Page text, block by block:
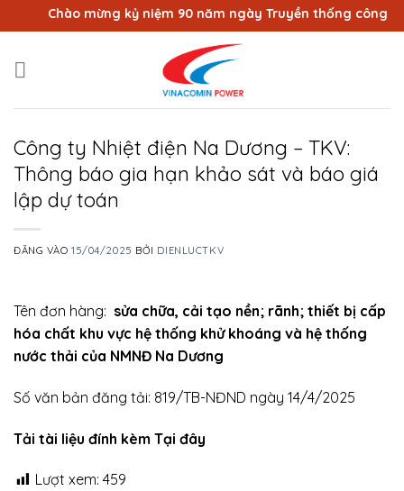
qua
dung
Chào mừng kỷ niệm 90 năm ngày Truyền thống công
Công ty Nhiệt điện Na Dương – TKV:
Thông báo gia hạn khảo sát và báo giá
lập dự toán
ĐĂNG VÀO15/04/2025 BỞI DIENLUCTKV
Tên đơn hàng: sửa chữa, cải tạo nền; rãnh; thiết bị cấp
hóa chất khu vực hệ thống khử khoáng và hệ thống
nước thải của NMNĐ Na Dương
Số văn bản đăng tải: 819/TB-NĐND ngày 14/4/2025
Tải tài liệu đính kèm Tại đây
Lượt xem: 459